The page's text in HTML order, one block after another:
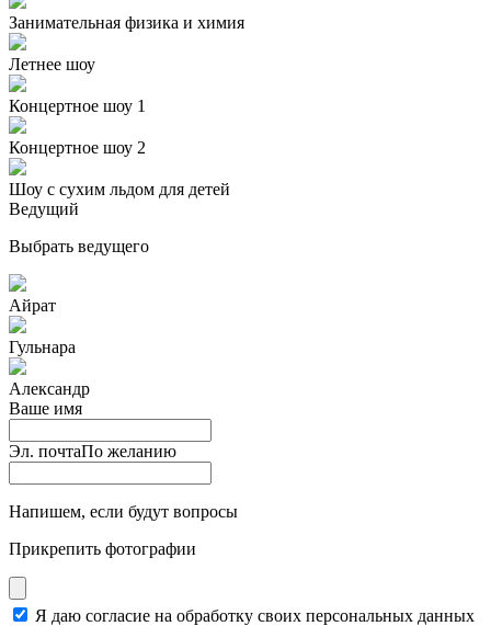
Занимательная физика и химия
Летнее шоу
Концертное шоу 1
Концертное шоу 2
Шоу с сухим льдом для детей
Ведущий
Выбрать ведущего
Айрат
Гульнара
Александр
Ваше имя
Эл. почтаПо желанию
Напишем, если будут вопросы
Прикрепить фотографии
Я даю согласие на обработку своих персональных данных